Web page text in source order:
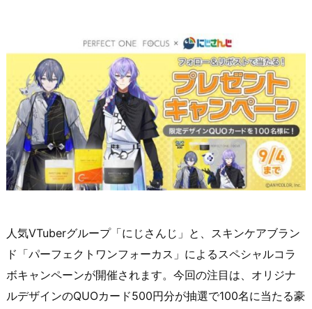
人気VTuberグループ「にじさんじ」と、スキンケアブラン
ド「パーフェクトワンフォーカス」によるスペシャルコラ
ボキャンペーンが開催されます。今回の注目は、オリジナ
ルデザインのQUOカード500円分が抽選で100名に当たる豪